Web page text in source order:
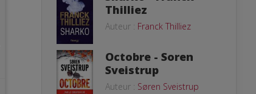
Thilliez
Auteur : Franck Thilliez
Octobre - Soren
Sveistrup
Auteur : Søren Sveistrup